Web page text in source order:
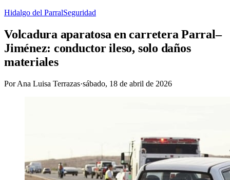
Hidalgo del ParralSeguridad
Volcadura aparatosa en carretera Parral–
Jiménez: conductor ileso, solo daños
materiales
PorAna Luisa Terrazas·sábado, 18 de abril de 2026